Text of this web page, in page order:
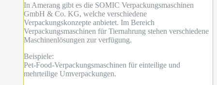
In Amerang gibt es die SOMIC Verpackungsmaschinen
GmbH & Co. KG, welche verschiedene
Verpackungskonzepte anbietet. Im Bereich
Verpackungsmaschinen für Tiernahrung stehen verschiedene
Maschinenlösungen zur verfügung.
Beispiele:
Pet-Food-Verpackungsmaschinen für einteilige und
mehrteilige Umverpackungen.